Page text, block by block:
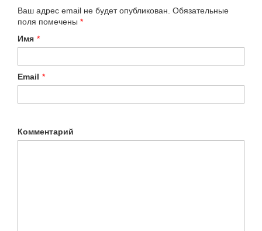
Ваш адрес email не будет опубликован. Обязательные
поля помечены *
Имя *
Email *
Комментарий